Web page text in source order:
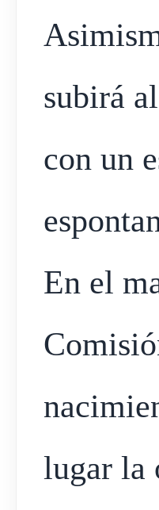
subirá
con un
En el
lugar la